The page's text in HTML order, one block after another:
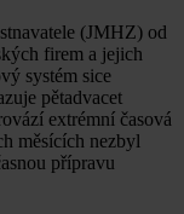
(JMHZ) od
firem a jejich
systém sice
pětadvacet
extrémní časová
měsících nezbyl
přípravu